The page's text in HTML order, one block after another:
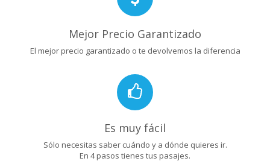
Mejor Precio Garantizado
El mejor precio garantizado o te devolvemos la diferencia
Es muy fácil
Sólo necesitas saber cuándo y a dónde quieres ir.
En 4 pasos tienes tus pasajes.